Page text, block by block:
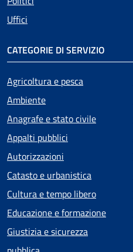
Uffici
CATEGORIE DI SERVIZIO
Agricoltura e pesca
Ambiente
Anagrafe e stato civile
Appalti pubblici
Autorizzazioni
Catasto e urbanistica
Cultura e tempo libero
Educazione e formazione
Giustizia e sicurezza